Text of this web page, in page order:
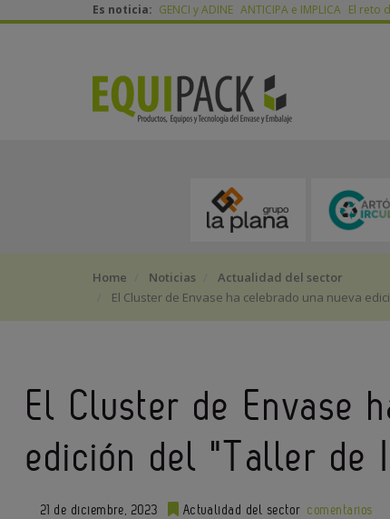
Es noticia: GENCI y ADINE ANTICIPA e IMPLICA El reto
Home Noticias
Actualidad del sector
El Cluster de Envase ha celebrado una nueva
El Cluster de Envase
edición del "Taller de
21 de diciembre, 2023 Actualidad del sector comentarios